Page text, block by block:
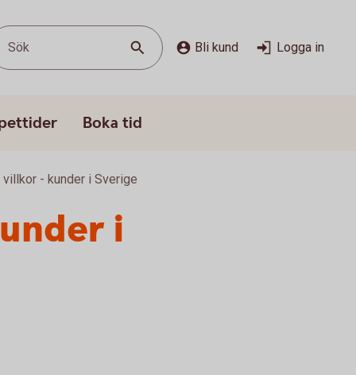
Sök Bli kund Logga in
Boka tid
villkor - kunder i Sverige
i